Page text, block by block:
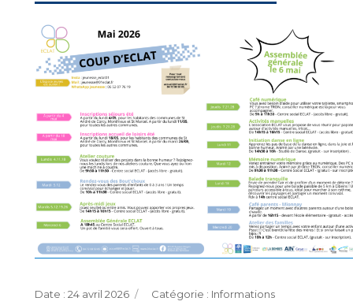
Publié
24 avril 2026 Catégories
Informations